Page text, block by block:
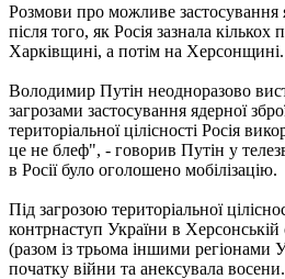
Розмови про можливе застосування
після того, як Росія зазнала кількох
Харківщині, а потім на Херсонщині.
Володимир Путін неодноразово
загрозами застосування ядерної
територіальної цілісності Росія
це не блеф", - говорив Путін у
в Росії було оголошено мобілізацію.
Під загрозою територіальної
контрнаступ України в Херсонській
(разом із трьома іншими регіонами
початку війни та анексувала восени.